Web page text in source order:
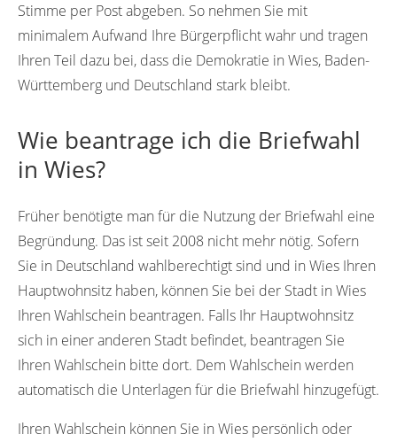
Stimme per Post abgeben. So nehmen Sie mit
minimalem Aufwand Ihre Bürgerpflicht wahr und tragen
Ihren Teil dazu bei, dass die Demokratie in Wies, Baden-
Württemberg und Deutschland stark bleibt.
Wie beantrage ich die Briefwahl
in Wies?
Früher benötigte man für die Nutzung der Briefwahl eine
Begründung. Das ist seit 2008 nicht mehr nötig. Sofern
Sie in Deutschland wahlberechtigt sind und in Wies Ihren
Hauptwohnsitz haben, können Sie bei der Stadt in Wies
Ihren Wahlschein beantragen. Falls Ihr Hauptwohnsitz
sich in einer anderen Stadt befindet, beantragen Sie
Ihren Wahlschein bitte dort. Dem Wahlschein werden
automatisch die Unterlagen für die Briefwahl hinzugefügt.
Ihren Wahlschein können Sie in Wies persönlich oder